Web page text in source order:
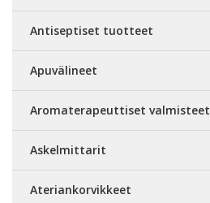
Antiseptiset tuotteet
Apuvälineet
Aromaterapeuttiset valmisteet
Askelmittarit
Ateriankorvikkeet